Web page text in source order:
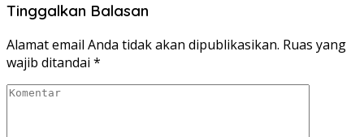
Tinggalkan Balasan
Alamat email Anda tidak akan dipublikasikan. Ruas yang
wajib ditandai *